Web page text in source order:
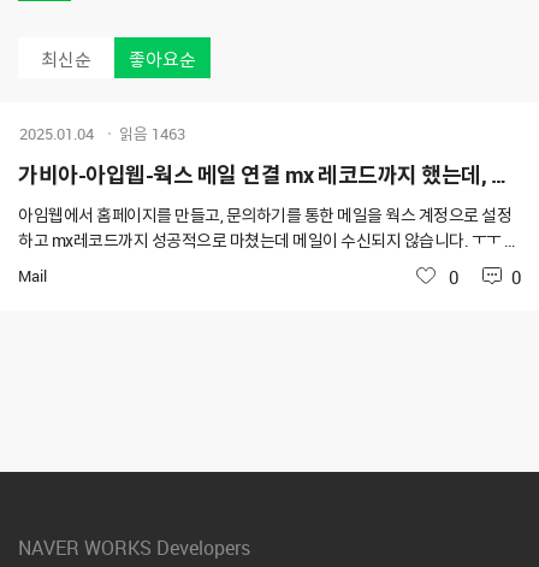
최신순 좋아요순
가비아-아입웹-웍스 메일 연결 mx 레코드까지 했는데, 메일 수신이 되지 않습니다.
아임웹에서 홈페이지를 만들고, 문의하기를 통한 메일을 웍스 계정으로 설정
하고 mx레코드까지 성공적으로 마쳤는데 메일이 수신되지 않습니다. ㅜㅜ 어
떻게하면 좋을지 확인 부탁드립니다.
Mail
2025.01.04 읽음 1463
좋아요
0 0
NAVER WORKS Developers